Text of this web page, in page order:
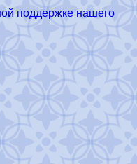
поддержке нашего